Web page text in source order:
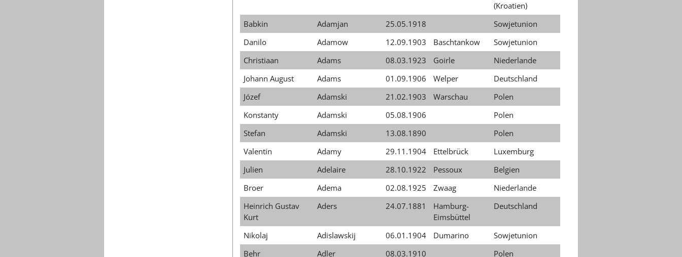
(Kroatien)
Babkin
Adamjan 25.05.1918
Sowjetunion
Danilo
Adamow 12.09.1903 Baschtankow
Sowjetunion
Christiaan
Adams 08.03.1923 Goirle
Niederlande
Johann August
Adams 01.09.1906 Welper
Deutschland
Józef
Adamski 21.02.1903 Warschau
Polen
Konstanty
Adamski 05.08.1906
Polen
Stefan
Adamski 13.08.1890
Polen
Valentin
Adamy 29.11.1904 Ettelbrück
Luxemburg
Julien
Adelaire 28.10.1922 Pessoux
Belgien
Broer
Adema 02.08.1925 Zwaag
Niederlande
Heinrich Gustav
Kurt
Aders 24.07.1881
Hamburg-
Eimsbüttel
Deutschland
Nikolaj Adislawskij 06.01.1904 Dumarino
Sowjetunion
Behr
Adler 08.03.1910 Polen